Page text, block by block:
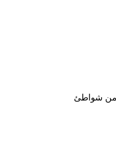
من شواطئ